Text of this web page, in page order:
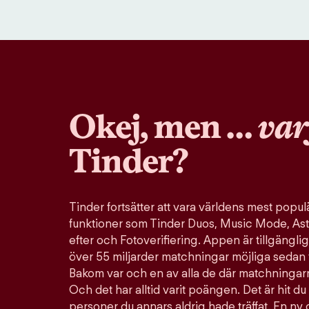
Okej, men …
Tinder?
Tinder fortsätter att vara världens mest
funktioner som Tinder Duos, Music Mode,
efter och Fotoverifiering. Appen är
över 55 miljarder matchningar möjliga
Bakom var och en av alla de där
Och det har alltid varit poängen. Det är hit
personer du annars aldrig hade träffat. En ny